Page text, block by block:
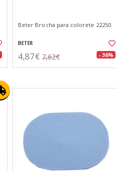
Beter Brocha para colorete 22250
BETER
4,87€ 7,62€ - 36%